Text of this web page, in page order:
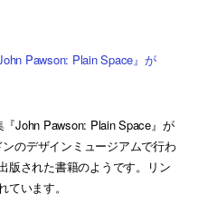
Pawson: Plain Space』が
John Pawson: Plain Space』が
のデザインミュージアムで行わ
版された書籍のようです。リン
います。